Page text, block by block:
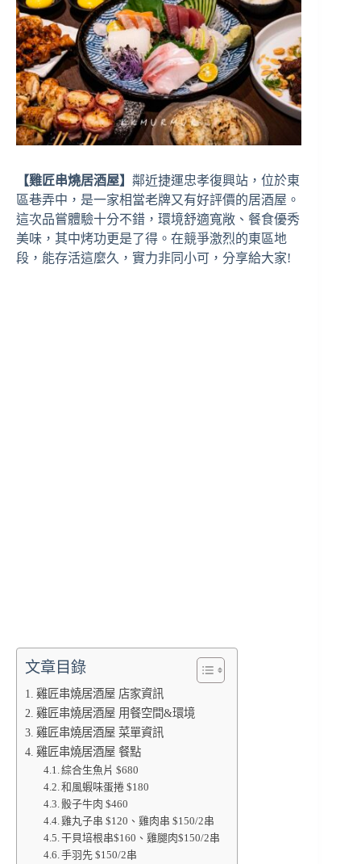
【雞匠串燒居酒屋】 鄰近捷運忠孝復興站，位於東
區巷弄中，是一家相當老牌又有好評價的居酒屋。
這次品嘗體驗十分不錯，環境舒適寬敞、餐食優秀
美味，其中烤功更是了得。在競爭激烈的東區地
段，能存活這麼久，實力非同小可，分享給大家!
文章目錄
雞匠串燒居酒屋 店家資訊
雞匠串燒居酒屋 用餐空間&環境
雞匠串燒居酒屋 菜單資訊
雞匠串燒居酒屋 餐點
綜合生魚片 $680
和風蝦味蛋捲 $180
骰子牛肉 $460
雞丸子串 $120、雞肉串 $150/2串
干貝培根串$160、雞腿肉$150/2串
手羽先 $150/2串